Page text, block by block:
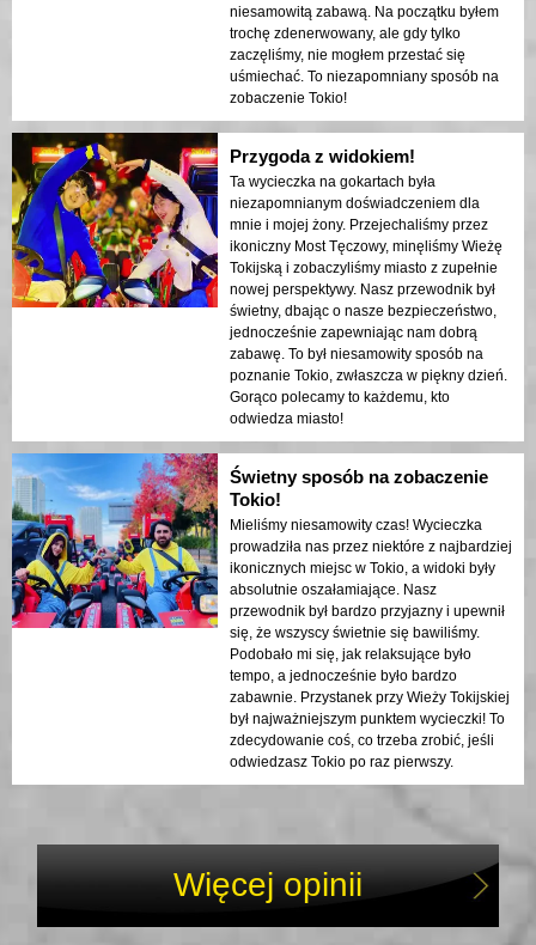
niesamowitą zabawą. Na początku byłem
trochę zdenerwowany, ale gdy tylko
zaczęliśmy, nie mogłem przestać się
uśmiechać. To niezapomniany sposób na
zobaczenie Tokio!
Przygoda z widokiem!
Ta wycieczka na gokartach była
niezapomnianym doświadczeniem dla
mnie i mojej żony. Przejechaliśmy przez
ikoniczny Most Tęczowy, minęliśmy Wieżę
Tokijską i zobaczyliśmy miasto z zupełnie
nowej perspektywy. Nasz przewodnik był
świetny, dbając o nasze bezpieczeństwo,
jednocześnie zapewniając nam dobrą
zabawę. To był niesamowity sposób na
poznanie Tokio, zwłaszcza w piękny dzień.
Gorąco polecamy to każdemu, kto
odwiedza miasto!
Świetny sposób na zobaczenie
Tokio!
Mieliśmy niesamowity czas! Wycieczka
prowadziła nas przez niektóre z najbardziej
ikonicznych miejsc w Tokio, a widoki były
absolutnie oszałamiające. Nasz
przewodnik był bardzo przyjazny i upewnił
się, że wszyscy świetnie się bawiliśmy.
Podobało mi się, jak relaksujące było
tempo, a jednocześnie było bardzo
zabawnie. Przystanek przy Wieży Tokijskiej
był najważniejszym punktem wycieczki! To
zdecydowanie coś, co trzeba zrobić, jeśli
odwiedzasz Tokio po raz pierwszy.
Więcej opinii